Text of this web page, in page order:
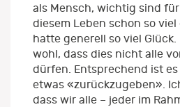
als Mensch, wichtig sind
diesem Leben schon so
hatte generell so viel
wohl, dass dies nicht alle
dürfen. Entsprechend ist
etwas «zurückzugeben».
dass wir alle – jeder im